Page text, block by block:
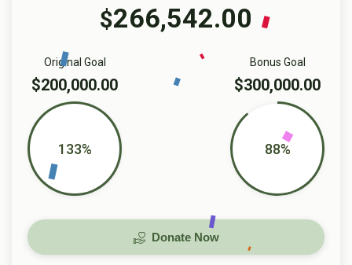
$266,542.00
Bonus Goal
$300,000.00
88%
Original Goal
$200,000.00
133%
Donate Now